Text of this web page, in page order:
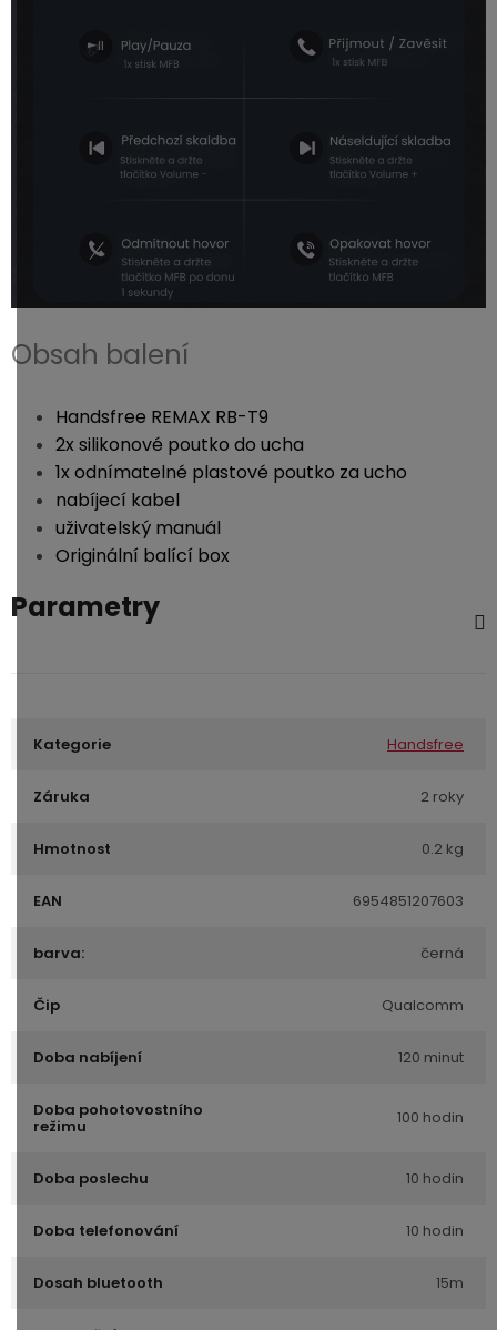
Obsah balení
Handsfree REMAX RB-T9
2x silikonové poutko do ucha
1x odnímatelné plastové poutko za ucho
nabíjecí kabel
uživatelský manuál
Originální balící box
Parametry
Kategorie Handsfree
Záruka 2 roky
Hmotnost 0.2 kg
EAN 6954851207603
barva: černá
Čip Qualcomm
Doba nabíjení 120 minut
Doba pohotovostního
režimu 100 hodin
Doba poslechu 10 hodin
Doba telefonování 10 hodin
Dosah bluetooth 15m